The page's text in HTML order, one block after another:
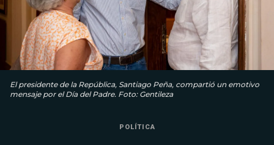
El presidente de la República, Santiago Peña, compartió un emotivo
mensaje por el Día del Padre. Foto: Gentileza
POLÍTICA